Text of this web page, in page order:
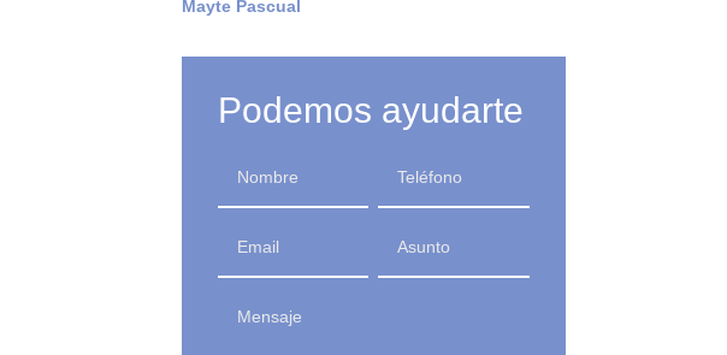
Mayte Pascual
Podemos ayudarte